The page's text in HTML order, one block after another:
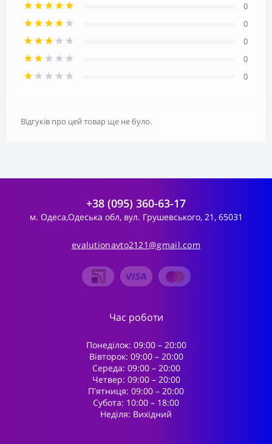
0
0
0
0
0
Відгуків про цей товар ще не було.
+38 (095) 360-63-17
м. Одеса,Одеська обл, вул. Грушевського, 21, 65031
evalutionavto2121@gmail.com
Час роботи
Понеділок: 09:00 – 20:00
Вівторок: 09:00 – 20:00
Середа: 09:00 – 20:00
Четвер: 09:00 – 20:00
Пʼятниця: 09:00 – 20:00
Субота: 10:00 – 18:00
Неділя: Вихідний